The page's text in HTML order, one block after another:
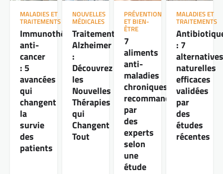
MALADIES ET
TRAITEMENTS
Immunothérapie
anti-
cancer
: 5
avancées
qui
changent
la
survie
des
patients
NOUVELLES
MÉDICALES
Traitement
Alzheimer
:
Découvrez
les
Nouvelles
Thérapies
qui
Changent
Tout
PRÉVENTION
ET BIEN-
ÊTRE
7
aliments
anti-
maladies
chroniques
recommandés
par
des
experts
selon
une
étude
MALADIES ET
TRAITEMENTS
: 7
alternatives
naturelles
efficaces
validées
par
des
études
récentes